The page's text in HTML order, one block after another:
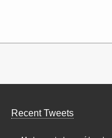
Recent Tweets